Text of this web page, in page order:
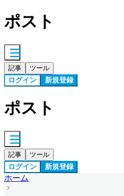
ポスト
記事 ツール
ログイン 新規登録
ポスト
記事 ツール
ログイン 新規登録
ホーム